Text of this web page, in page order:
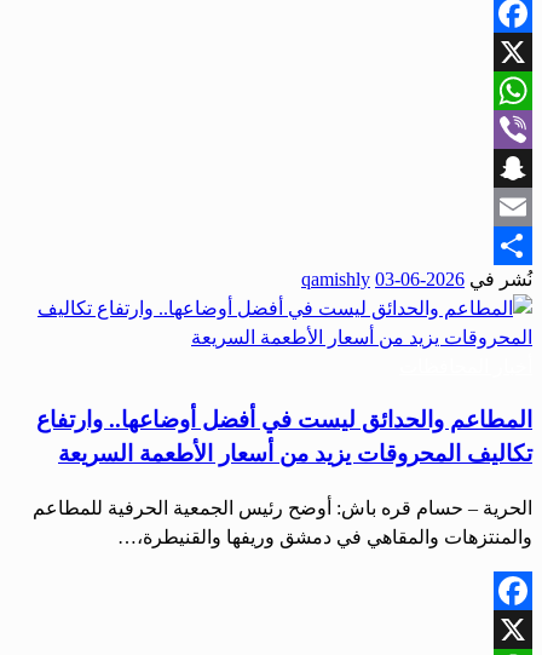
Facebook
X
WhatsApp
Viber
Snapchat
Email
Share
نُشر في 2026-06-03
qamishly
المطاعم والحدائق ليست في أفضل أوضاعها.. وارتفاع
تكاليف المحروقات يزيد من أسعار الأطعمة السريعة
الحرية – حسام قره باش: أوضح رئيس الجمعية الحرفية للمطاعم
والمنتزهات والمقاهي في دمشق وريفها والقنيطرة،…
Facebook